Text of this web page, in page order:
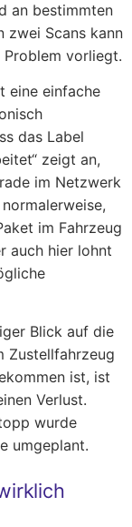
an bestimmten
zwei Scans kann
vorliegt.
eine einfache
das Label
zeigt an,
im Netzwerk
im Fahrzeug
auch hier lohnt
Blick auf die
Zustellfahrzeug
ist, ist
Verlust.
wurde
umgeplant.